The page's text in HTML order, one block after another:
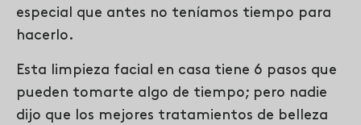
especial que antes no teníamos tiempo para
hacerlo.
Esta limpieza facial en casa tiene 6 pasos que
pueden tomarte algo de tiempo; pero nadie
dijo que los mejores tratamientos de belleza